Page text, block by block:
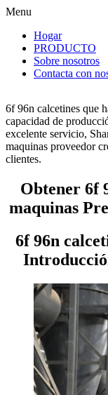
Menu
Hogar
PRODUCTO
Sobre nosotros
Contacta con
6f 96n calcetines que
capacidad de
excelente servicio,
maquinas proveedor
clientes.
Obtener 6f
maquinas
6f 96n